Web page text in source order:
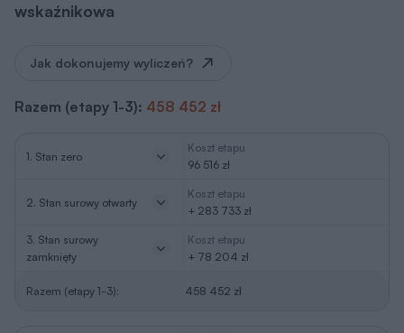
wskaźnikowa
Jak dokonujemy wyliczeń?
Razem (etapy 1-3): 458 452 zł
1. Stan zero
Koszt etapu
96 516 zł
2. Stan surowy otwarty
Koszt etapu
+ 283 733 zł
3. Stan surowy
zamknięty
Koszt etapu
+ 78 204 zł
Razem (etapy 1-3): 458 452 zł